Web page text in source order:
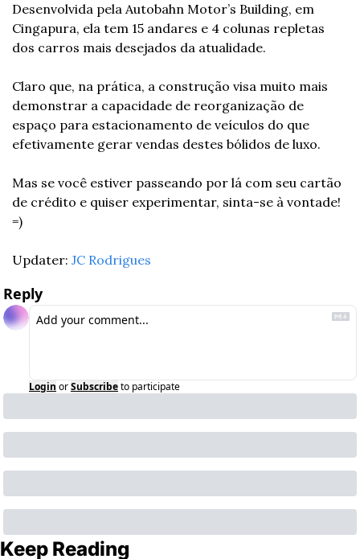
Desenvolvida pela Autobahn Motor’s Building, em
Cingapura, ela tem 15 andares e 4 colunas repletas
dos carros mais desejados da atualidade.
Claro que, na prática, a construção visa muito mais
demonstrar a capacidade de reorganização de
espaço para estacionamento de veículos do que
efetivamente gerar vendas destes bólidos de luxo.
Mas se você estiver passeando por lá com seu cartão
de crédito e quiser experimentar, sinta-se à vontade!
=)
Updater: JC Rodrigues
Reply
Login orSubscribeto participate
Keep Reading